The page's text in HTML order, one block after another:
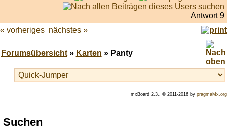
Antwort 9
« vorheriges nächstes »
Forumsübersicht» Karten » Panty
mxBoard 2.3., © 2011-2016 by pragmaMx.org
Play
Suchen